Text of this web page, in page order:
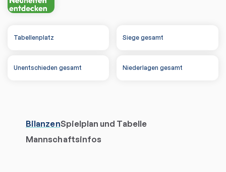
Tabellenplatz Siege gesamt
Unentschieden gesamt Niederlagen gesamt
BilanzenSpielplan und Tabelle
Mannschaftsinfos